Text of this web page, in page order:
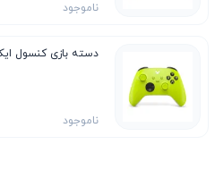
ناموجود
دسته بازی کنسول
ناموجود